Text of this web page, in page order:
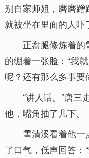
别自家师姐，磨磨蹭
就被坐在里面的人吓
正盘腿修炼着
的绷着一张脸：“我
呢？还有那么多事要
“讲人话。”唐三
他，嘴角抽了几下。
雪清溪看着他一
了口气，低声回答：